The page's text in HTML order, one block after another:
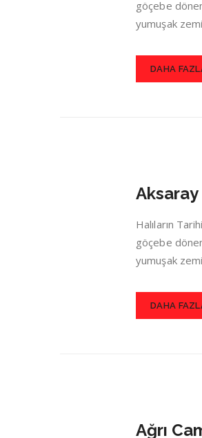
göçebe
yumuşak
DAHA
Aksaray
Halıların
göçebe
yumuşak
DAHA
Ağrı